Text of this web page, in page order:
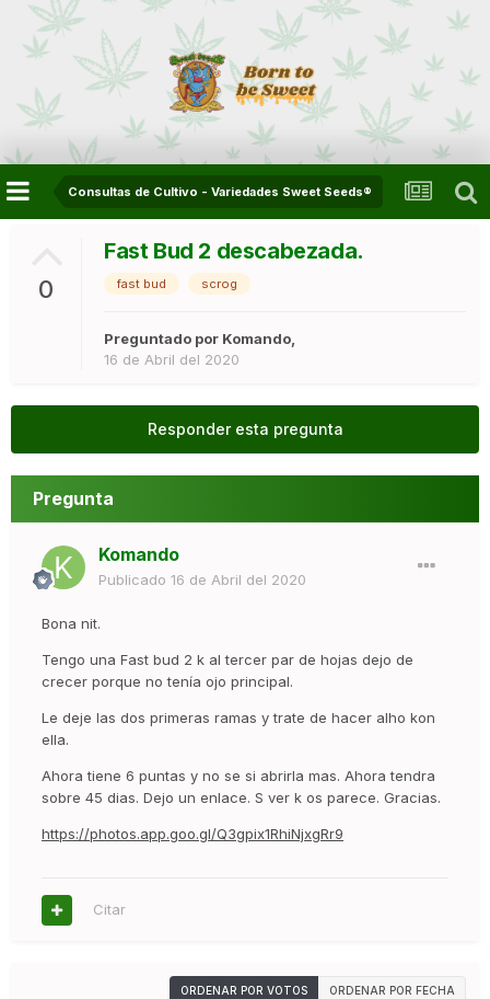
Consultas de Cultivo - Variedades Sweet Seeds®
0
Fast Bud 2 descabezada.
fast bud scrog
Preguntado por Komando,
16 de Abril del 2020
Responder esta pregunta
Pregunta
Komando
Publicado 16 de Abril del 2020
Bona nit.
Tengo una Fast bud 2 k al tercer par de hojas dejo de
crecer porque no tenía ojo principal.
Le deje las dos primeras ramas y trate de hacer alho kon
ella.
Ahora tiene 6 puntas y no se si abrirla mas. Ahora tendra
sobre 45 dias. Dejo un enlace. S ver k os parece. Gracias.
https://photos.app.goo.gl/Q3gpix1RhiNjxgRr9
Citar
ORDENAR POR VOTOS ORDENAR POR FECHA